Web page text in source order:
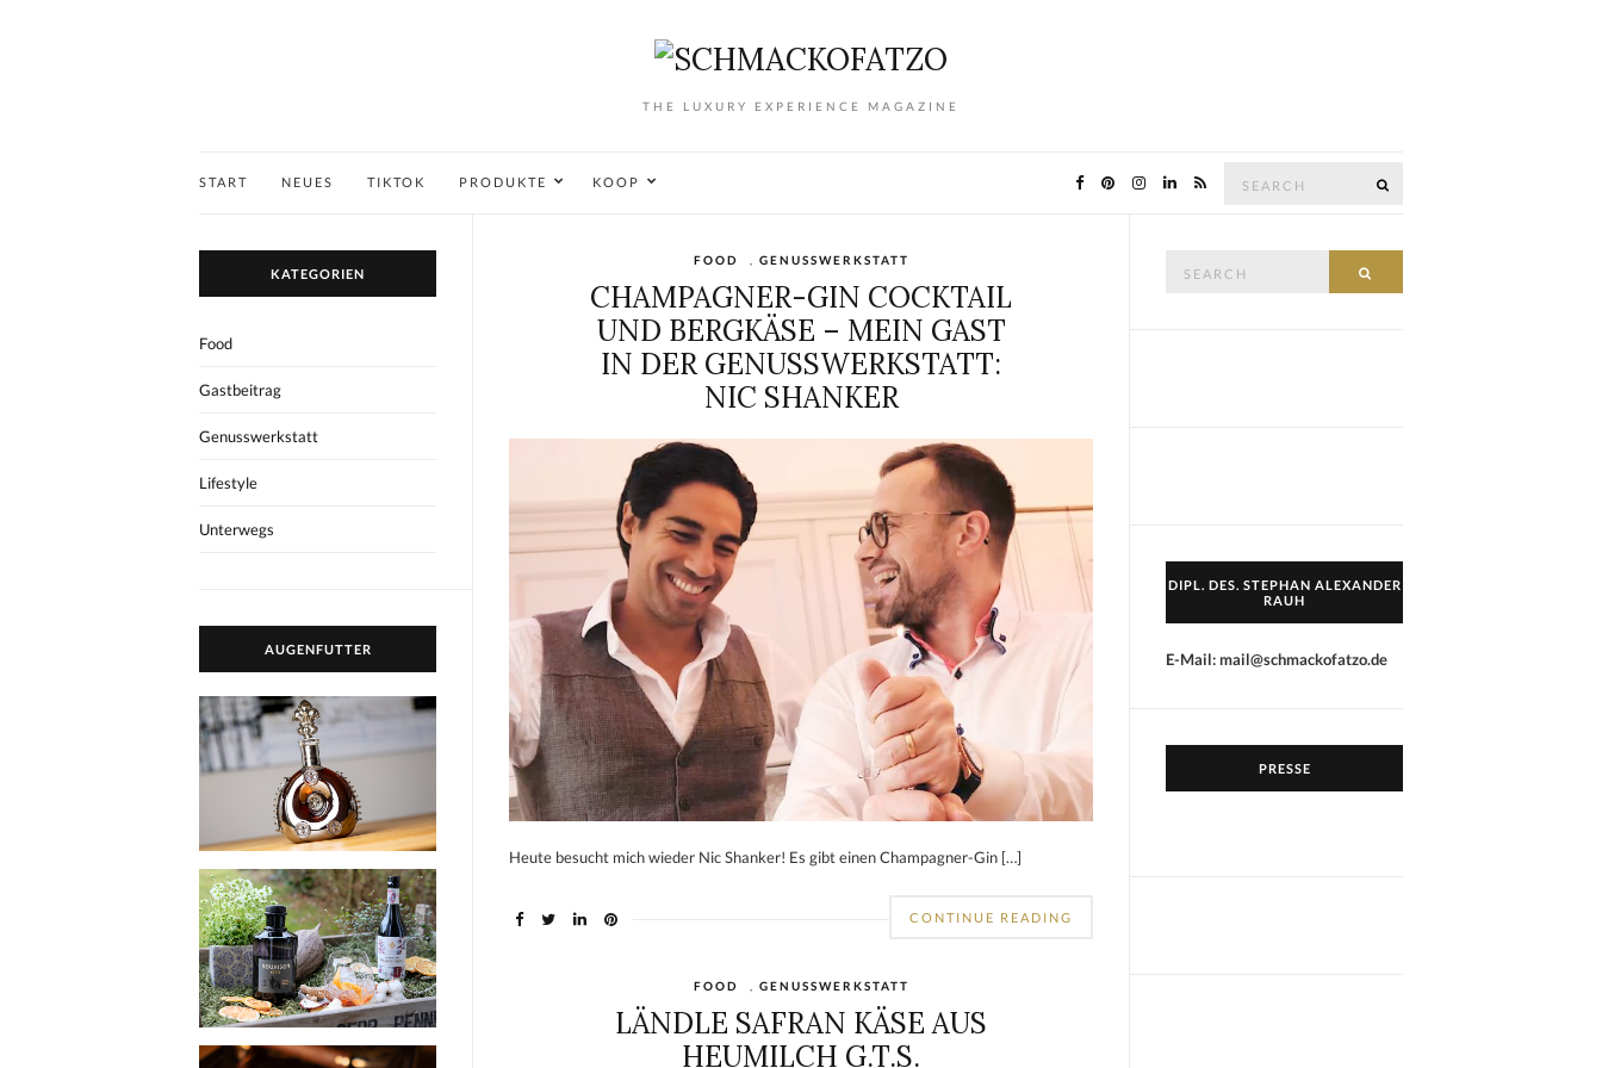
THE LUXURY EXPERIENCE MAGAZINE
START NEUES TIKTOK PRODUKTE KOOP
FOOD GENUSSWERKSTATT
CHAMPAGNER-GIN COCKTAIL
UND BERGKÄSE – MEIN GAST
IN DER GENUSSWERKSTATT:
NIC SHANKER
Heute besucht mich wieder Nic Shanker! Es gibt einen Champagner-Gin […]
CONTINUE READING
FOOD GENUSSWERKSTATT
LÄNDLE SAFRAN KÄSE AUS
HEUMILCH G.T.S.
KATEGORIEN
Food
Gastbeitrag
Genusswerkstatt
Lifestyle
Unterwegs
AUGENFUTTER
DIPL. DES. STEPHAN ALEXANDER
RAUH
E-Mail: mail@schmackofatzo.de
PRESSE